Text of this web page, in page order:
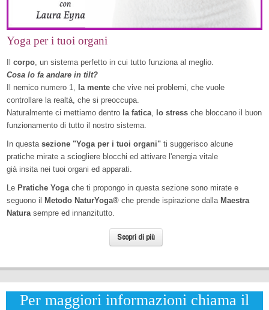
Yoga per i tuoi organi
corpo, un sistema perfetto in cui tutto funziona al meglio.
Cosa lo fa andare in tilt?
Il nemico numero 1, la mente che vive nei problemi, che vuole
controllare la realtà, che si preoccupa.
Naturalmente ci mettiamo dentro la fatica, lo stress che bloccano il buon
funzionamento di tutto il nostro sistema.
In questa sezione "Yoga per i tuoi organi" ti suggerisco alcune
pratiche mirate a sciogliere blocchi ed attivare l'energia vitale
già insita nei tuoi organi ed apparati.
Le Pratiche Yogache ti propongo in questa sezione sono mirate e
seguono il
Metodo NaturYoga® che prende ispirazione dalla Maestra
Naturasempre ed innanzitutto.
Scopri di più
Per maggiori informazioni chiama il